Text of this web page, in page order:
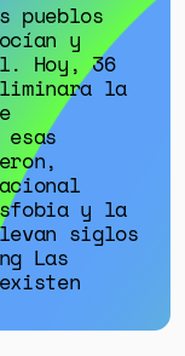
pueblos
y
Hoy, 36
la
esas
y la
siglos
Las